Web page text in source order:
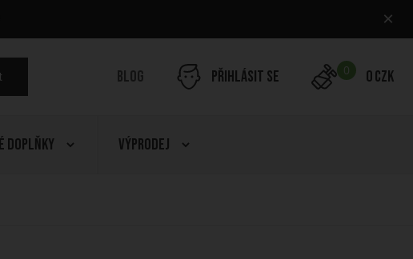
×
Blog Přihlásit se 0 0 CZK
doplňky Výprodej